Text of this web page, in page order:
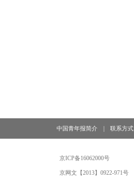
中国青年报简介 联系方式
京ICP备16062000号
京网文【2013】0922-971号